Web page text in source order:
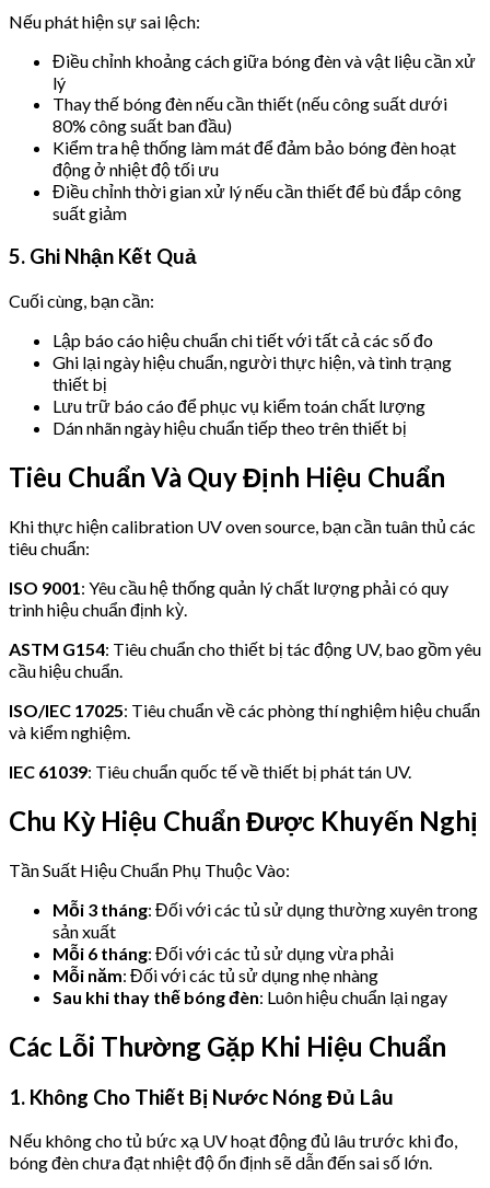
Nếu phát hiện sự sai lệch:
Điều chỉnh khoảng cách giữa bóng đèn và vật liệu cần xử
lý
Thay thế bóng đèn nếu cần thiết (nếu công suất dưới
80% công suất ban đầu)
Kiểm tra hệ thống làm mát để đảm bảo bóng đèn hoạt
động ở nhiệt độ tối ưu
Điều chỉnh thời gian xử lý nếu cần thiết để bù đắp công
suất giảm
5. Ghi Nhận Kết Quả
Cuối cùng, bạn cần:
Lập báo cáo hiệu chuẩn chi tiết với tất cả các số đo
Ghi lại ngày hiệu chuẩn, người thực hiện, và tình trạng
thiết bị
Lưu trữ báo cáo để phục vụ kiểm toán chất lượng
Dán nhãn ngày hiệu chuẩn tiếp theo trên thiết bị
Tiêu Chuẩn Và Quy Định Hiệu Chuẩn
Khi thực hiện calibration UV oven source, bạn cần tuân thủ các
tiêu chuẩn:
ISO 9001: Yêu cầu hệ thống quản lý chất lượng phải có quy
trình hiệu chuẩn định kỳ.
ASTM G154: Tiêu chuẩn cho thiết bị tác động UV, bao gồm yêu
cầu hiệu chuẩn.
ISO/IEC 17025: Tiêu chuẩn về các phòng thí nghiệm hiệu chuẩn
và kiểm nghiệm.
IEC 61039: Tiêu chuẩn quốc tế về thiết bị phát tán UV.
Chu Kỳ Hiệu Chuẩn Được Khuyến Nghị
Tần Suất Hiệu Chuẩn Phụ Thuộc Vào:
Mỗi 3 tháng: Đối với các tủ sử dụng thường xuyên trong
sản xuất
Mỗi 6 tháng: Đối với các tủ sử dụng vừa phải
Mỗi năm: Đối với các tủ sử dụng nhẹ nhàng
Sau khi thay thế bóng đèn: Luôn hiệu chuẩn lại ngay
Các Lỗi Thường Gặp Khi Hiệu Chuẩn
1. Không Cho Thiết Bị Nước Nóng Đủ Lâu
Nếu không cho tủ bức xạ UV hoạt động đủ lâu trước khi đo,
bóng đèn chưa đạt nhiệt độ ổn định sẽ dẫn đến sai số lớn.